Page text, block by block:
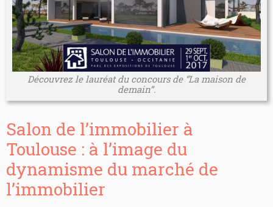
Découvrez le lauréat du concours de “La maison de
demain”.
Salon de l’immobilier à
Toulouse : à l’image du
dynamisme du marché de
l’immobilier